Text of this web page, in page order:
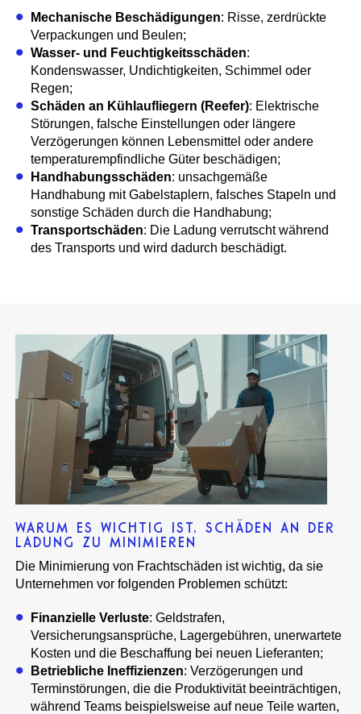
Mechanische Beschädigungen: Risse, zerdrückte
Verpackungen und Beulen;
Wasser- und Feuchtigkeitsschäden:
Kondenswasser, Undichtigkeiten, Schimmel oder
Regen;
Schäden an Kühlaufliegern (Reefer): Elektrische
Störungen, falsche Einstellungen oder längere
Verzögerungen können Lebensmittel oder andere
temperaturempfindliche Güter beschädigen;
Handhabungsschäden: unsachgemäße
Handhabung mit Gabelstaplern, falsches Stapeln und
sonstige Schäden durch die Handhabung;
Transportschäden: Die Ladung verrutscht während
des Transports und wird dadurch beschädigt.
WARUM ES WICHTIG IST, SCHÄDEN AN DER
LADUNG ZU MINIMIEREN
Die Minimierung von Frachtschäden ist wichtig, da sie
Unternehmen vor folgenden Problemen schützt:
Finanzielle Verluste: Geldstrafen,
Versicherungsansprüche, Lagergebühren, unerwartete
Kosten und die Beschaffung bei neuen Lieferanten;
Betriebliche Ineffizienzen: Verzögerungen und
Terminstörungen, die die Produktivität beeinträchtigen,
während Teams beispielsweise auf neue Teile warten,